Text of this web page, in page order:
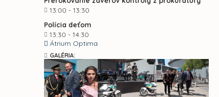
13:00 - 13:30
Polícia deťom
13:30 - 14:30
Átrium Optima
GALÉRIA: